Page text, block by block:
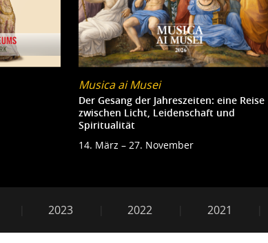
Musica ai Musei
Der Gesang der Jahreszeiten: eine Reise
zwischen Licht, Leidenschaft und
Spiritualität
14. März – 27. November
2023 2022 2021